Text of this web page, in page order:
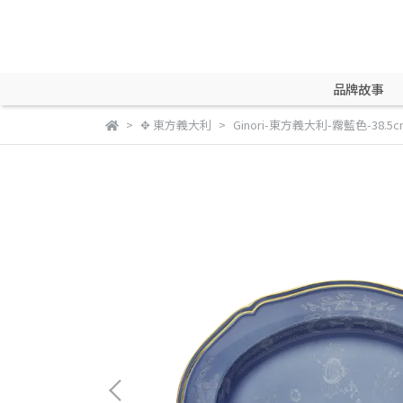
品牌故事
✥ 東方義大利 Ginori-東方義大利-霧藍色-